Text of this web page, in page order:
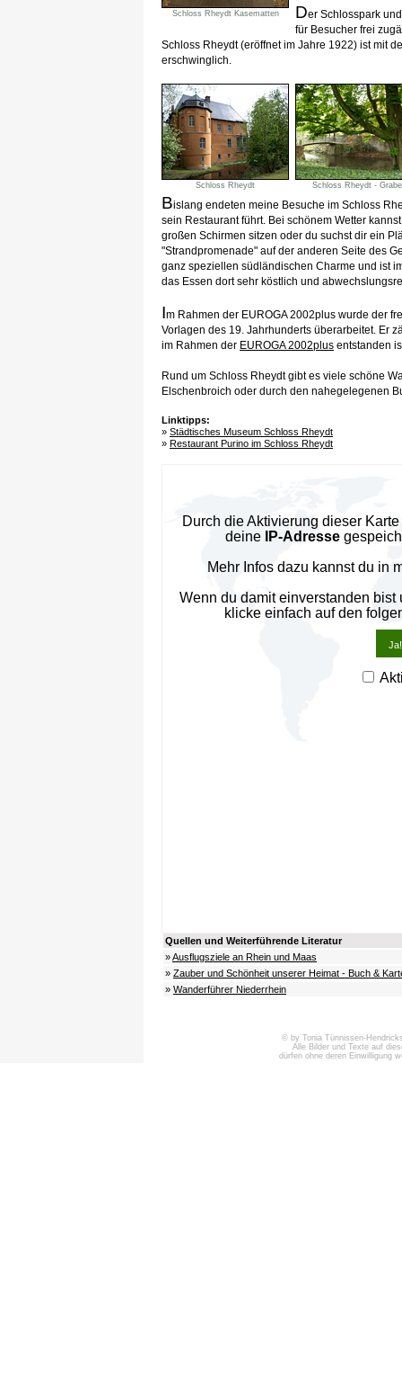
Schloss Rheydt Kasematten Der Schlosspark
für Besucher frei
Schloss Rheydt (eröffnet im Jahre 1922) ist mit
erschwinglich.
Schloss Rheydt Schloss Rheydt -
Bislang endeten meine Besuche im Schloss
sein Restaurant führt. Bei schönem Wetter
großen Schirmen sitzen oder du suchst dir ein
"Strandpromenade" auf der anderen Seite des
ganz speziellen südländischen Charme und ist
das Essen dort sehr köstlich und
Im Rahmen der EUROGA 2002plus wurde der
Vorlagen des 19. Jahrhunderts überarbeitet. Er
im Rahmen der EUROGA 2002plus entstanden
Rund um Schloss Rheydt gibt es viele schöne
Elschenbroich oder durch den nahegelegenen
Linktipps:
» Städtisches Museum Schloss Rheydt
» Restaurant Purino im Schloss Rheydt
Durch die Aktivierung dieser
deine
IP-Adresse
Mehr Infos dazu kannst du in
Wenn du damit einverstanden
klicke einfach auf den
Quellen und Weiterführende Literatur
»Ausflugsziele an Rhein und Maas
» Zauber und Schönheit unserer Heimat - Buch &
» Wanderführer Niederrhein
© by Tonia Tünnissen-
Alle Bilder und Texte auf
dürfen ohne deren Einwilligung